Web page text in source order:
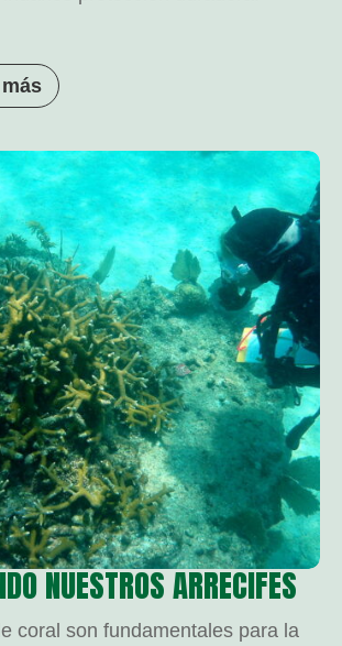
NUESTROS ARRECIFES
coral son fundamentales para la